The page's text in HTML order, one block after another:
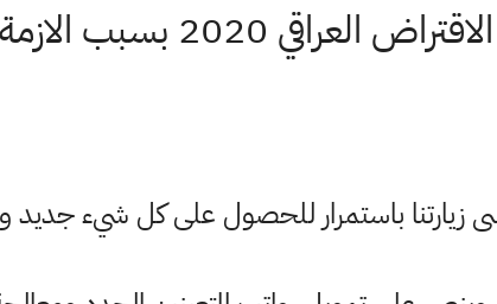
بسبب الازمة مجلس النواب العراقي
زيارتنا باستمرار للحصول على كل شيء